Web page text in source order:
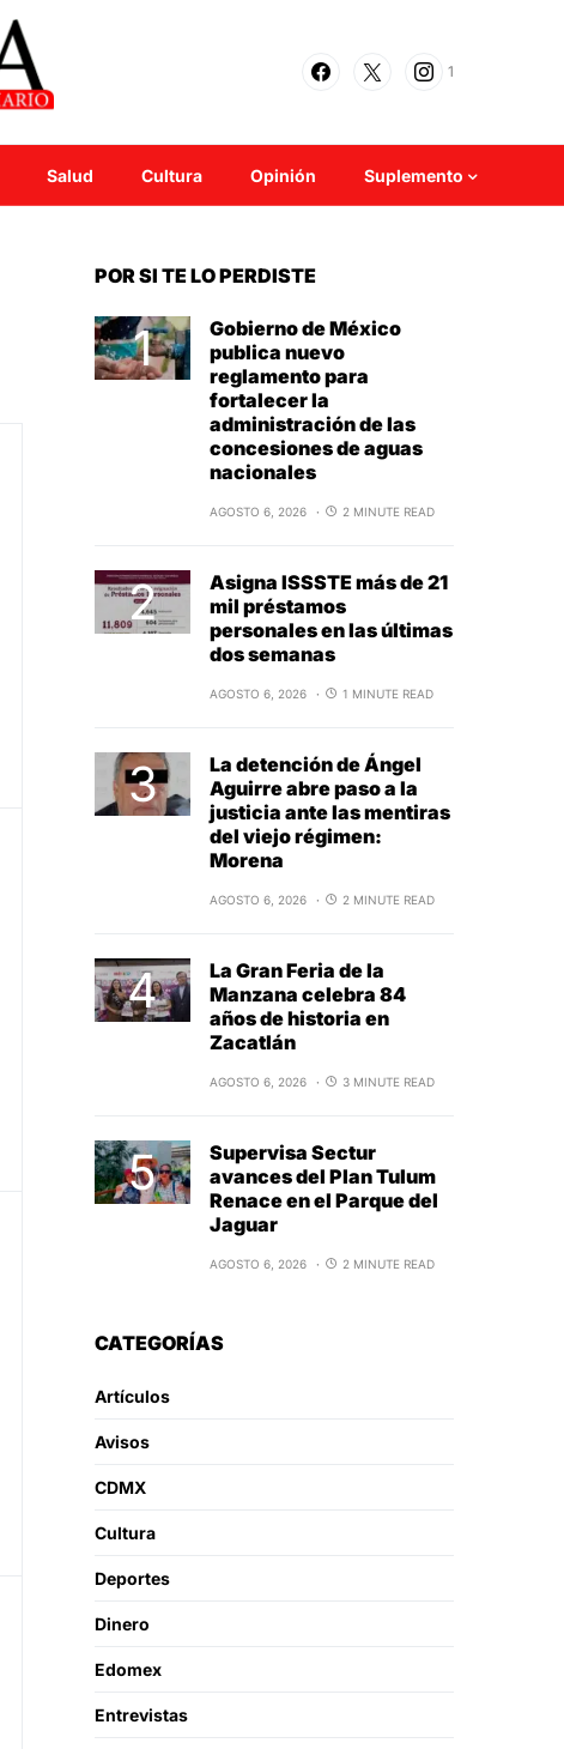
1
Salud Cultura Opinión Suplemento
POR SI TE LO PERDISTE
Gobierno de México
publica nuevo
reglamento para
fortalecer la
administración de las
concesiones de aguas
nacionales
AGOSTO 6, 2026 2 MINUTE READ
Asigna ISSSTE más de 21
mil préstamos
personales en las últimas
dos semanas
AGOSTO 6, 2026 1 MINUTE READ
La detención de Ángel
Aguirre abre paso a la
justicia ante las mentiras
del viejo régimen:
Morena
AGOSTO 6, 2026 2 MINUTE READ
La Gran Feria de la
Manzana celebra 84
años de historia en
Zacatlán
AGOSTO 6, 2026 3 MINUTE READ
Supervisa Sectur
avances del Plan Tulum
Renace en el Parque del
Jaguar
AGOSTO 6, 2026 2 MINUTE READ
CATEGORÍAS
Artículos
Avisos
CDMX
Cultura
Deportes
Dinero
Edomex
Entrevistas